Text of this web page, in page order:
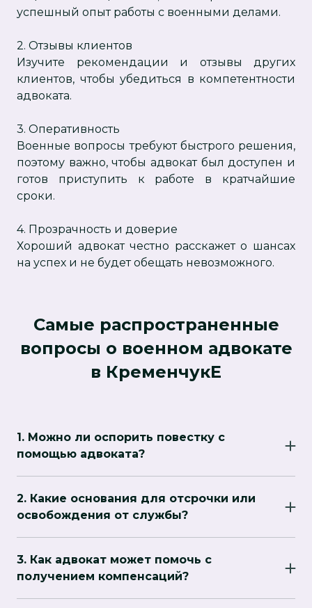
успешный опыт работы с военными делами.
2. Отзывы клиентов
Изучите рекомендации и отзывы других
клиентов, чтобы убедиться в компетентности
адвоката.
3. Оперативность
Военные вопросы требуют быстрого решения,
поэтому важно, чтобы адвокат был доступен и
готов приступить к работе в кратчайшие
сроки.
4. Прозрачность и доверие
Хороший адвокат честно расскажет о шансах
на успех и не будет обещать невозможного.
Самые распространенные
вопросы о военном адвокате
в КременчукЕ
1. Можно ли оспорить повестку с
помощью адвоката?
документы для обжалования и представит
ваши интересы в суде или перед
военкоматом.
2. Какие основания для отсрочки или
освобождения от службы?
родители с инвалидностью), обучение,
выполнение критически важных для страны
функций. Адвокат поможет доказать эти
3. Как адвокат может помочь с
получением компенсаций?